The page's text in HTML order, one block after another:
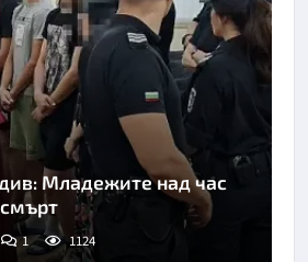
Младежите над час
1 1124